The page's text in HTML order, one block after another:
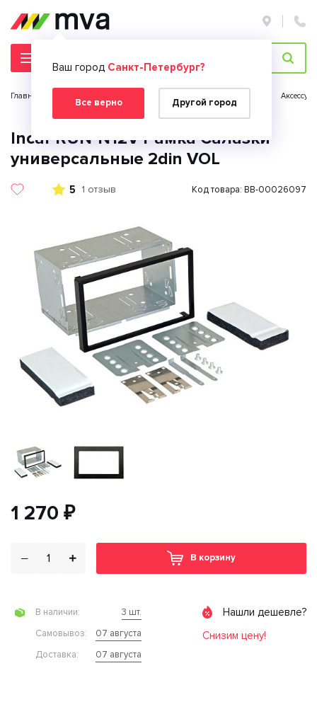
Ваш город Санкт-Петербург?
Все верно Другой город
Главная страница
Incar RUN-N12V Рамка Салазки
универсальные 2din VOL
5 1 отзыв Код товара: BB-00026097
1 270 ₽
В корзину
В наличии:
3 шт.
Cамовывоз:
07 августа
Доставка:
07 августа
Нашли дешевле?
Снизим цену!